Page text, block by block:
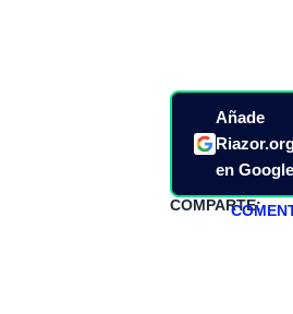
Añade
en Google
COMPARTE: